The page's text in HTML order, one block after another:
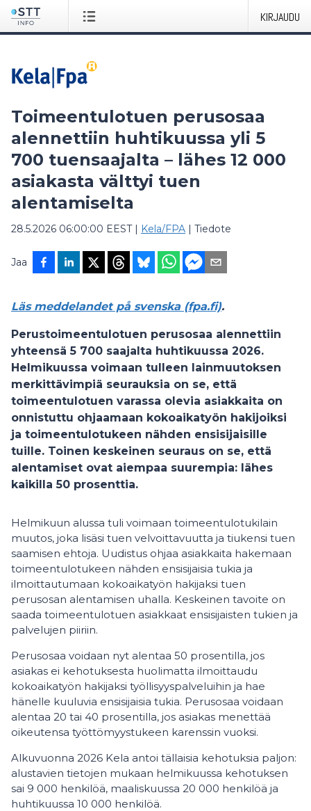
KIRJAUDU
Toimeentulotuen perusosaa
alennettiin huhtikuussa yli 5
700 tuensaajalta – lähes 12 000
asiakasta välttyi tuen
alentamiselta
28.5.2026 06:00:00 EEST| Kela/FPA | Tiedote
Jaa
Läs meddelandet på svenska (fpa.fi).
Perustoimeentulotuen perusosaa alennettiin
yhteensä 5 700 saajalta huhtikuussa 2026.
Helmikuussa voimaan tulleen lainmuutoksen
merkittävimpiä seurauksia on se, että
toimeentulotuen varassa olevia asiakkaita on
onnistuttu ohjaamaan kokoaikatyön hakijoiksi
ja toimeentulotukeen nähden ensisijaisille
tuille. Toinen keskeinen seuraus on se, että
alentamiset ovat aiempaa suurempia: lähes
kaikilla 50 prosenttia.
Helmikuun alussa tuli voimaan toimeentulotukilain
muutos, joka lisäsi tuen velvoittavuutta ja tiukensi tuen
saamisen ehtoja. Uudistus ohjaa asiakkaita hakemaan
toimeentulotukeen nähden ensisijaisia tukia ja
ilmoittautumaan kokoaikatyön hakijaksi tuen
perusosan alentamisen uhalla. Keskeinen tavoite on
saada toimeentulotuen asiakkaat ensisijaisten tukien ja
palvelujen piiriin.
Perusosaa voidaan nyt alentaa 50 prosentilla, jos
asiakas ei kehotuksesta huolimatta ilmoittaudu
kokoaikatyön hakijaksi työllisyyspalveluihin ja hae
hänelle kuuluvia ensisijaisia tukia. Perusosaa voidaan
alentaa 20 tai 40 prosentilla, jos asiakas menettää
oikeutensa työttömyystukeen karenssin vuoksi.
Alkuvuonna 2026 Kela antoi tällaisia kehotuksia paljon:
alustavien tietojen mukaan helmikuussa kehotuksen
sai 9 000 henkilöä, maaliskuussa 20 000 henkilöä ja
huhtikuussa 10 000 henkilöä.